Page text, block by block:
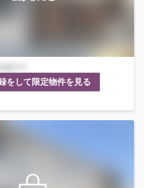
をして限定物件を見る